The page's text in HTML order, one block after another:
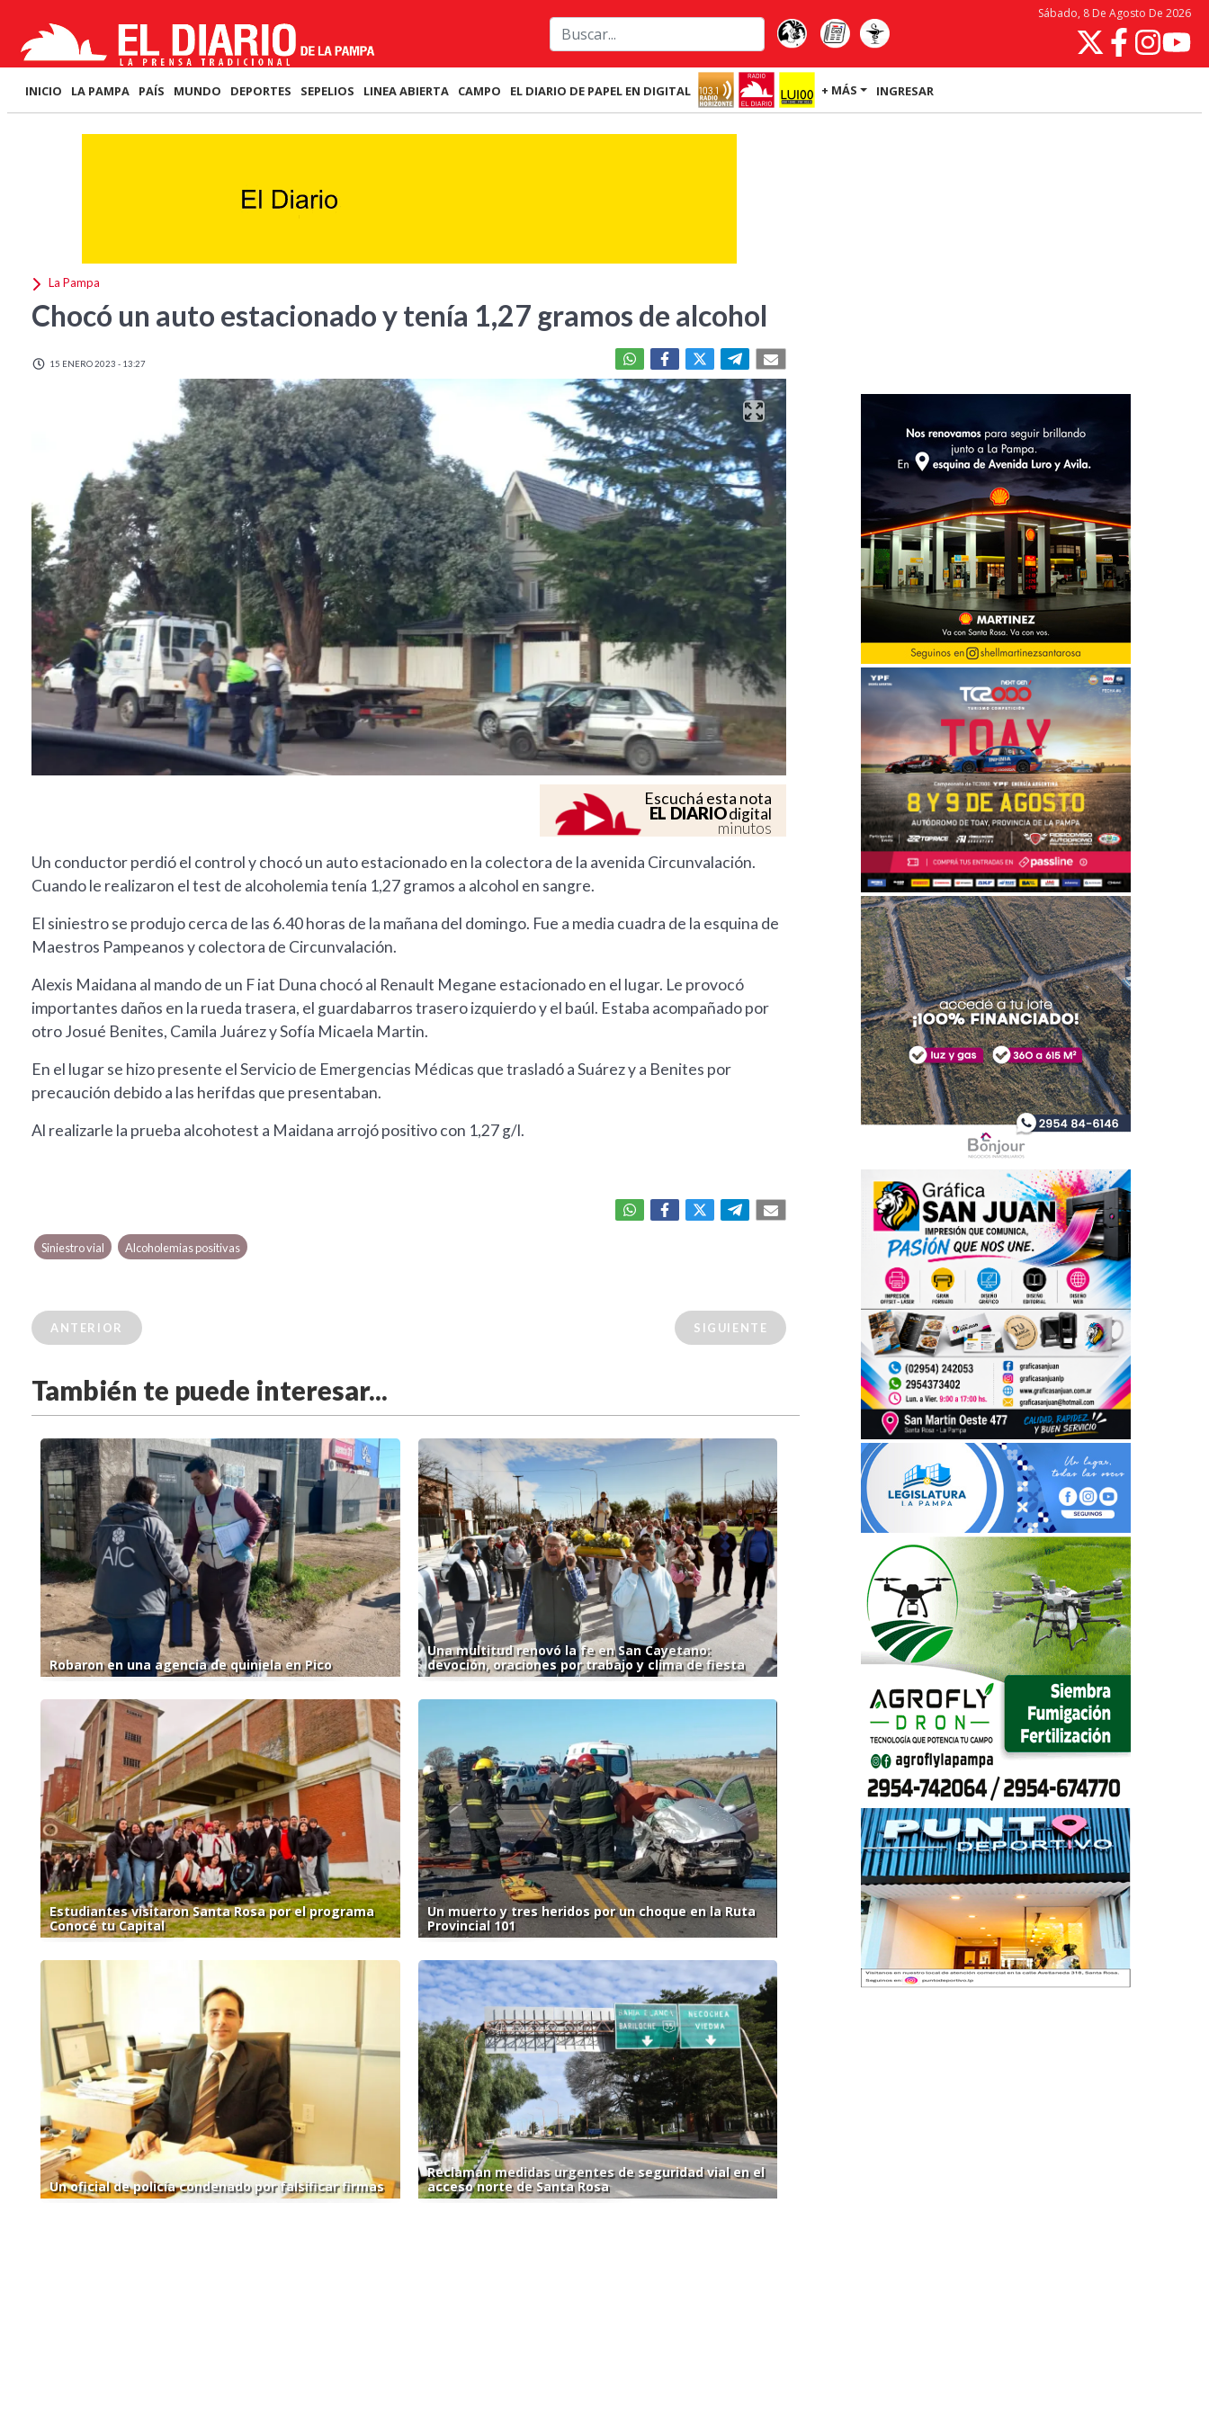
Sábado, 8 De Agosto De 2026
INICIO LA PAMPA PAÍS MUNDO DEPORTES SEPELIOS LINEA ABIERTA CAMPO EL DIARIO DE PAPEL EN DIGITAL + MÁS INGRESAR
La Pampa
Chocó un auto estacionado y tenía 1,27 gramos de alcohol
15 ENERO 2023 - 13:27
Escuchá esta nota
EL DIARIOdigital
minutos
Un conductor perdió el control y chocó un auto estacionado en la colectora de la avenida Circunvalación.
Cuando le realizaron el test de alcoholemia tenía 1,27 gramos a alcohol en sangre.
El siniestro se produjo cerca de las 6.40 horas de la mañana del domingo. Fue a media cuadra de la esquina de
Maestros Pampeanos y colectora de Circunvalación.
Alexis Maidana al mando de un F iat Duna chocó al Renault Megane estacionado en el lugar. Le provocó
importantes daños en la rueda trasera, el guardabarros trasero izquierdo y el baúl. Estaba acompañado por
otro Josué Benites, Camila Juárez y Sofía Micaela Martin.
En el lugar se hizo presente el Servicio de Emergencias Médicas que trasladó a Suárez y a Benites por
precaución debido a las herifdas que presentaban.
Al realizarle la prueba alcohotest a Maidana arrojó positivo con 1,27 g/l.
Siniestro vial Alcoholemias positivas
ANTERIOR SIGUIENTE
También te puede interesar...
Robaron en una agencia de quiniela en Pico
Una multitud renovó la fe en San Cayetano:
devoción, oraciones por trabajo y clima de fiesta
Estudiantes visitaron Santa Rosa por el programa
Conocé tu Capital
Un muerto y tres heridos por un choque en la Ruta
Provincial 101
Un oficial de policía condenado por falsificar firmas
Reclaman medidas urgentes de seguridad vial en el
acceso norte de Santa Rosa